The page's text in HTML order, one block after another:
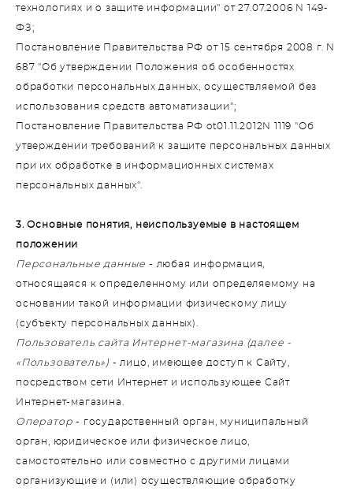
технологиях и о защите информации" от 27.07.2006 N 149-
ФЗ;
Постановление Правительства РФ от 15 сентября 2008 г. N
687 "Об утверждении Положения об особенностях
обработки персональных данных, осуществляемой без
использования средств автоматизации";
Постановление Правительства РФ ot01.11.2012N 1119 "Об
утверждении требований к защите персональных данных
при их обработке в информационных системах
персональных данных".
3. Основные понятия, неиспользуемые в настоящем
положении
Персональные данные - любая информация,
относящаяся к определенному или определяемому на
основании такой информации физическому лицу
(субъекту персональных данных).
Пользователь сайта Интернет-магазина (далее -
«Пользователь») - лицо, имеющее доступ к Сайту,
посредством сети Интернет и использующее Сайт
Интернет-магазина.
Оператор - государственный орган, муниципальный
орган, юридическое или физическое лицо,
самостоятельно или совместно с другими лицами
организующие и (или) осуществляющие обработку